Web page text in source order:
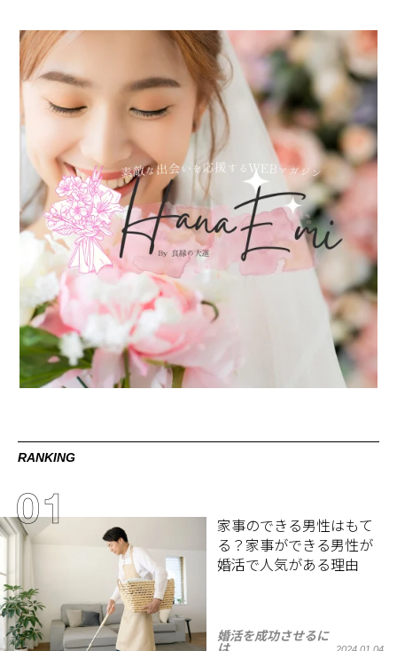
RANKING
家事のできる男性はもて
る？家事ができる男性が
婚活で人気がある理由
婚活を成功させるに